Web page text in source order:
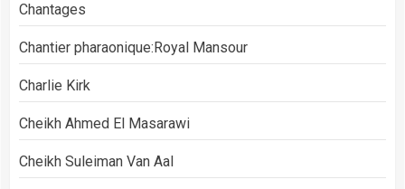
Chantages
Chantier pharaonique:Royal Mansour
Charlie Kirk
Cheikh Ahmed El Masarawi
Cheikh Suleiman Van Aal